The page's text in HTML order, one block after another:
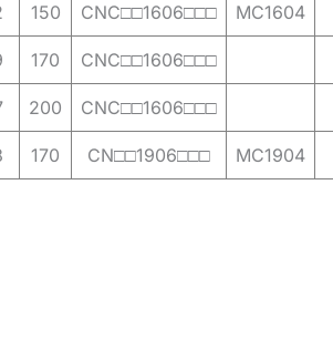
150 CNC□□1606□□□ MC1604
170 CNC□□1606□□□
200 CNC□□1606□□□
170 CN□□1906□□□ MC1904